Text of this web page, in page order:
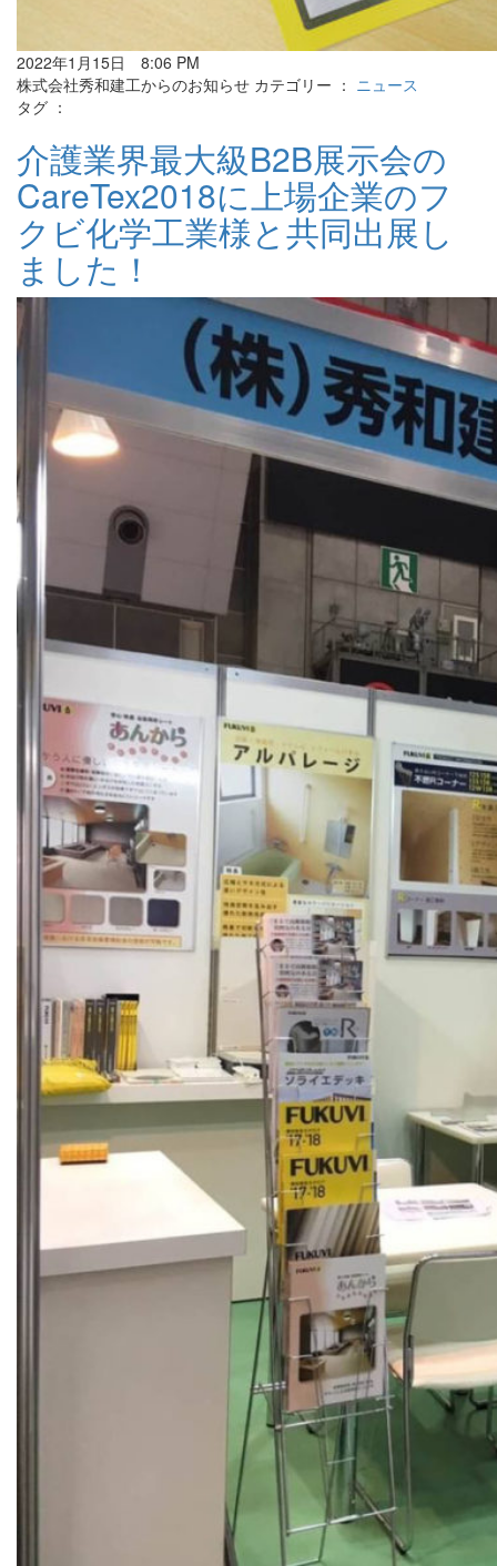
2022年1月15日 8:06 PM
株式会社秀和建工からのお知らせ カテゴリー ： ニュース
タグ ：
介護業界最大級B2B展示会の
CareTex2018に上場企業のフ
クビ化学工業様と共同出展し
ました！